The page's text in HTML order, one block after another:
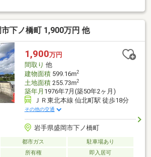
建物で、売主様にお願いし、売戸建として
直に言いますが、リフォームは必要です。
物件をお探しの方はこの物件には合わない
牢な造り・余裕のある間取・十分な収納ス
る天井高・モダンなデザイン等々・・・」
があふれる物件です。建物の魅力を生かし
部分的なリフォームをオススメします。
下ノ橋町 1,900万円 他
1,900万円
間取り 他
建物面積599.16m2
土地面積255.73m2
築年月 1976年7月(築50年2ヶ月)
ＪＲ東北本線 仙北町駅 徒歩18分
その他の交通
岩手県盛岡市下ノ橋町
都市ガス
駐車場あり
所有権 即入居可